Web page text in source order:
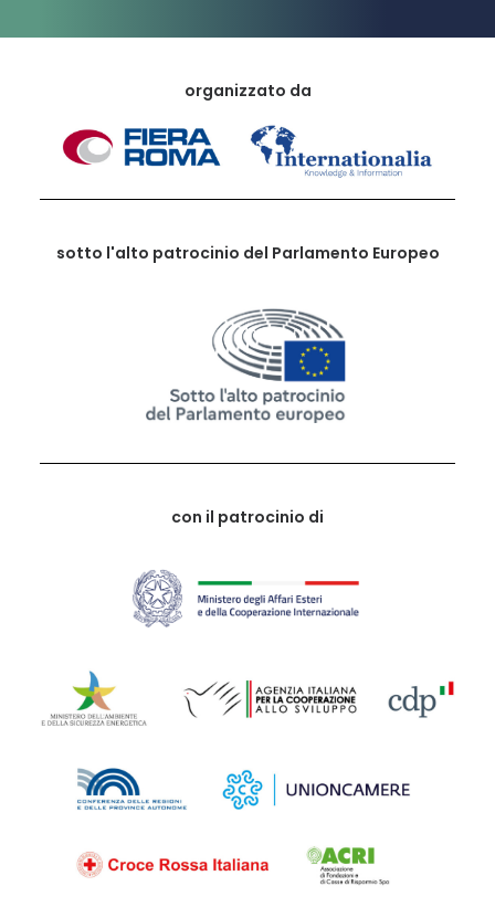
organizzato da
sotto l'alto patrocinio del Parlamento Europeo
con il patrocinio di